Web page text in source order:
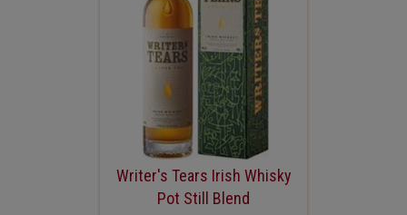
Writer's Tears Irish Whisky
Pot Still Blend